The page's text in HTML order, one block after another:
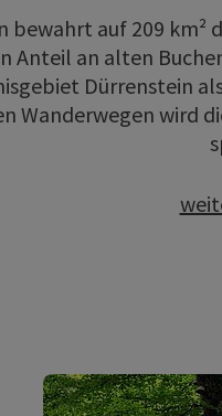
auf 209 km²
Anteil an alten
Dürrenstein
Wanderwegen wird